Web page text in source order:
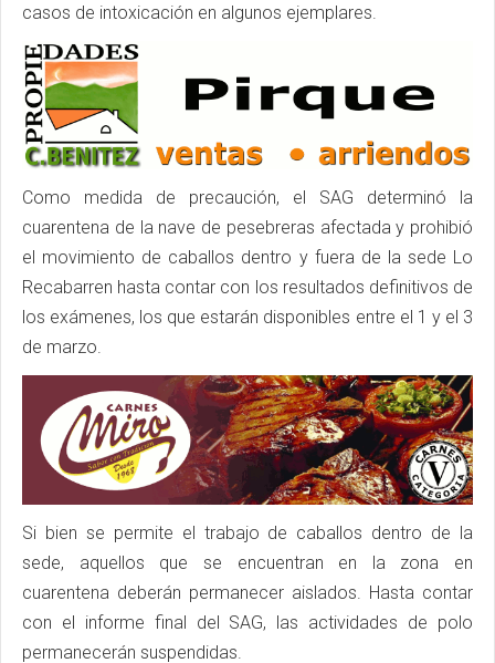
casos de intoxicación en algunos ejemplares.
Como medida de precaución, el SAG determinó la
cuarentena de la nave de pesebreras afectada y prohibió
el movimiento de caballos dentro y fuera de la sede Lo
Recabarren hasta contar con los resultados definitivos de
los exámenes, los que estarán disponibles entre el 1 y el 3
de marzo.
Si bien se permite el trabajo de caballos dentro de la
sede, aquellos que se encuentran en la zona en
cuarentena deberán permanecer aislados. Hasta contar
con el informe final del SAG, las actividades de polo
permanecerán suspendidas.